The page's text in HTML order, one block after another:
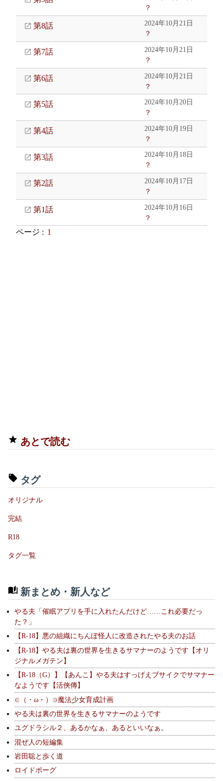
？
第8話
2024年10月21日
？
第7話
2024年10月21日
？
第6話
2024年10月21日
？
第5話
2024年10月20日
？
第4話
2024年10月19日
？
第3話
2024年10月18日
？
第2話
2024年10月17日
？
第1話
2024年10月16日
？
ページ : 1
あとで読む
タグ
オリジナル
完結
R18
タグ一覧
新まとめ・新人など
やる夫「催眠アプリを手に入れたんだけど……これ必要だっ
た？」
【R-18】悪の組織にちんぽ怪人に改造されたやる夫のお話
【R-18】やる夫は裏の世界を生きるサマナーのようです【オリ
ジナルメガテン】
【R-18（G）】【あんこ】やる夫はすっげえブサイクでサマナー
なようです【活俠傳】
∈（・ω・）∋魔法少女育成計画
やる夫は裏の世界を生きるサマナーのようです
ユグドラシル２、あるかなぁ、あるといいなぁ。
混ぜ人の短編集
岩田聡と歩く道
ロイドボーグ